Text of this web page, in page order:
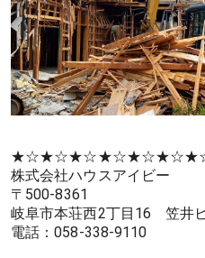
株式会社ハウスアイビー
〒500-8361
岐阜市本荘西2丁目16　笠井
電話：058-338-9110